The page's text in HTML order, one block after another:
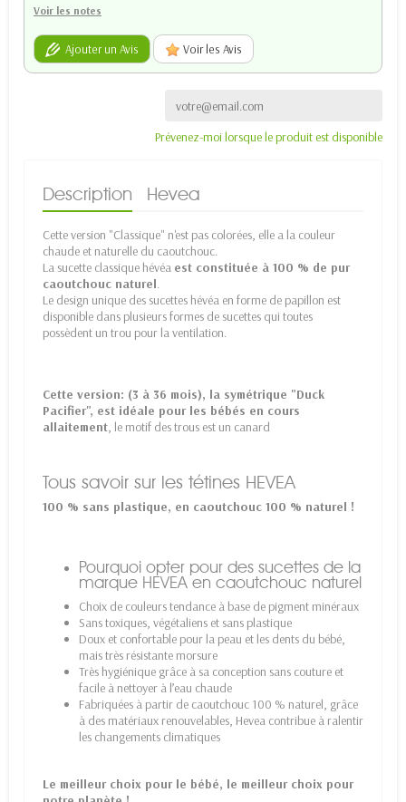
Voir les notes
Ajouter un Avis Voir les Avis
Prévenez-moi lorsque le produit est disponible
Description Hevea
Cette version "Classique" n'est pas colorées, elle a la couleur
chaude et naturelle du caoutchouc.
La sucette classique hévéa est constituée à 100 % de pur
caoutchouc naturel.
Le design unique des sucettes hévéa en forme de papillon est
disponible dans plusieurs formes de sucettes qui toutes
possèdent un trou pour la ventilation.
Cette version: (3 à 36 mois), la symétrique "Duck
Pacifier", est idéale pour les bébés en cours
allaitement, le motif des trous est un canard
Tous savoir sur les tétines HEVEA
100 % sans plastique, en caoutchouc 100 % naturel !
Pourquoi opter pour des sucettes de la
marque HEVEA en caoutchouc naturel
Choix de couleurs tendance à base de pigment minéraux
Sans toxiques, végétaliens et sans plastique
Doux et confortable pour la peau et les dents du bébé,
mais très résistante morsure
Très hygiénique grâce à sa conception sans couture et
facile à nettoyer à l’eau chaude
Fabriquées à partir de caoutchouc 100 % naturel, grâce
à des matériaux renouvelables, Hevea contribue à ralentir
les changements climatiques
Le meilleur choix pour le bébé, le meilleur choix pour